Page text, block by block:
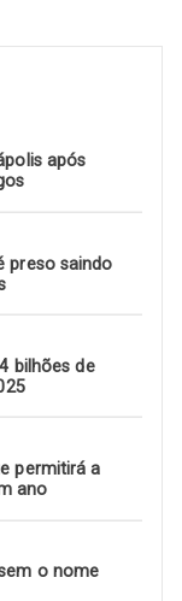
após
preso saindo
bilhões de
permitirá a
ano
o nome